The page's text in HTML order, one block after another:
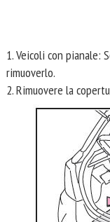
1. Veicoli con pianale:
rimuoverlo.
2. Rimuovere la